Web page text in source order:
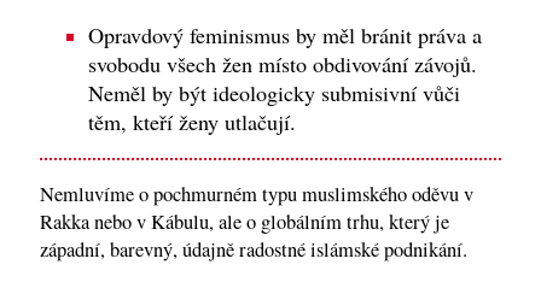
Opravdový feminismus by měl bránit práva a
svobodu všech žen místo obdivování závojů.
Neměl by být ideologicky submisivní vůči
těm, kteří ženy utlačují.
Nemluvíme o pochmurném typu muslimského oděvu v
Rakka nebo v Kábulu, ale o globálním trhu, který je
západní, barevný, údajně radostné islámské podnikání.